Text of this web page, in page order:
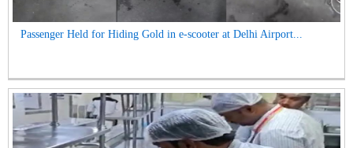
Passenger Held for Hiding Gold in e-scooter at Delhi Airport...